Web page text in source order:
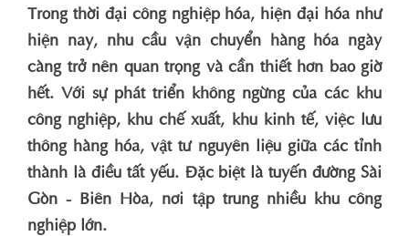
Trong thời đại công nghiệp hóa, hiện đại hóa như
hiện nay, nhu cầu vận chuyển hàng hóa ngày
càng trở nên quan trọng và cần thiết hơn bao giờ
hết. Với sự phát triển không ngừng của các khu
công nghiệp, khu chế xuất, khu kinh tế, việc lưu
thông hàng hóa, vật tư nguyên liệu giữa các tỉnh
thành là điều tất yếu. Đặc biệt là tuyến đường Sài
Gòn - Biên Hòa, nơi tập trung nhiều khu công
nghiệp lớn.